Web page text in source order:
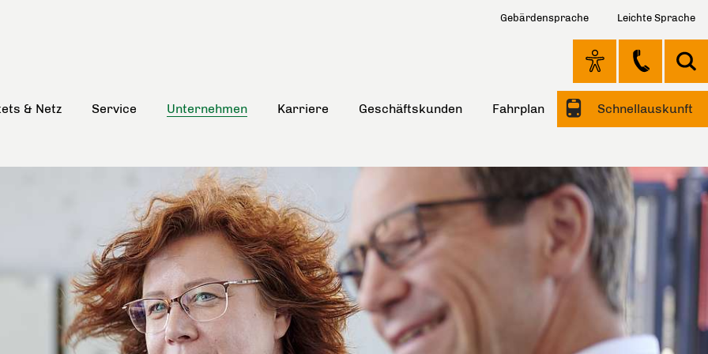
Gebärdensprache Leichte Sprache
& Netz Service Unternehmen Karriere Geschäftskunden Fahrplan Schnellauskunft